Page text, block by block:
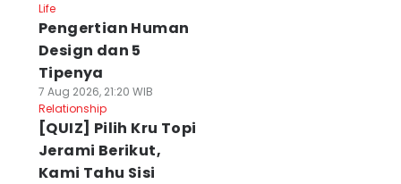
Life
Pengertian Human
Design dan 5
Tipenya
7 Aug 2026, 21:20 WIB
Relationship
[QUIZ] Pilih Kru Topi
Jerami Berikut,
Kami Tahu Sisi